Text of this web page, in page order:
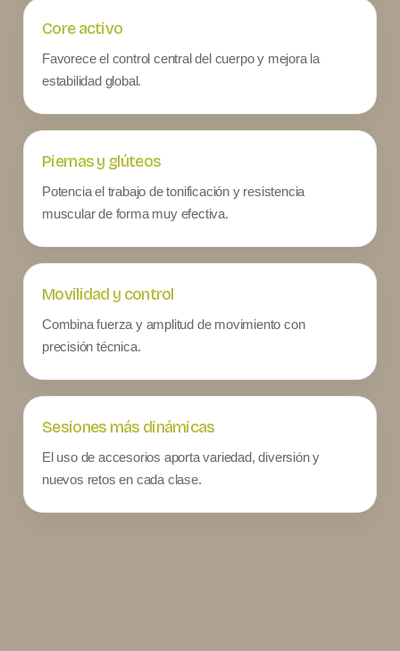
Core activo
Favorece el control central del cuerpo y mejora la
estabilidad global.
Piernas y glúteos
Potencia el trabajo de tonificación y resistencia
muscular de forma muy efectiva.
Movilidad y control
Combina fuerza y amplitud de movimiento con
precisión técnica.
Sesiones más dinámicas
El uso de accesorios aporta variedad, diversión y
nuevos retos en cada clase.